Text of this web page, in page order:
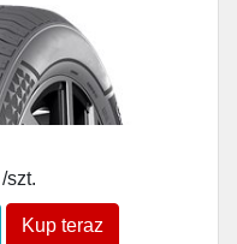
/szt.
Kup teraz